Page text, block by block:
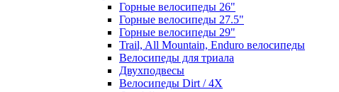
Горные велосипеды 26"
Горные велосипеды 27.5"
Горные велосипеды 29"
Trail, All Mountain, Enduro велосипеды
Велосипеды для триала
Двухподвесы
Велосипеды Dirt / 4X